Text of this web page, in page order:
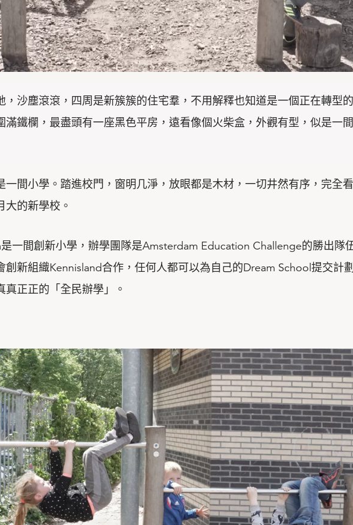
，沙塵滾滾，四周是新簇簇的住宅羣，不用解釋也知道是一個正在轉型
滿鐵欄，最盡頭有一座黑色平房，遠看像個火柴盒，外觀有型，似是一
一間小學。踏進校門，窗明几淨，放眼都是木材，一切井然有序，完全
大的新學校。
一間創新小學，辦學團隊是Amsterdam Education Challenge的勝出隊
創新組織Kennisland合作，任何人都可以為自己的Dream School提交計
真正正的「全民辦學」。